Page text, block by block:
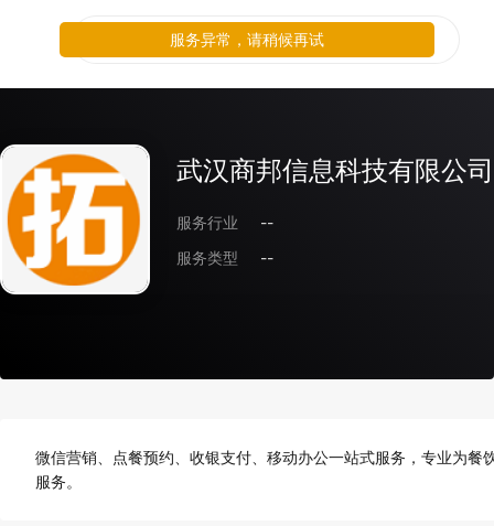
武汉商邦信息科技有限公司
服务行业
--
服务类型
--
微信营销、点餐预约、收银支付、移动办公一站式服务，专业为
服务。
服务异常，请稍候再试